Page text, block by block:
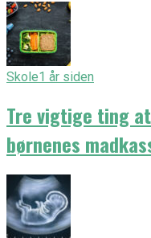
Skole1 år siden
Tre vigtige ting
børnenes